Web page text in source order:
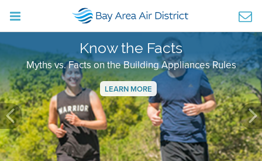
Know the Facts
Myths vs. Facts on the Building Appliances Rules
LEARN MORE
Previous